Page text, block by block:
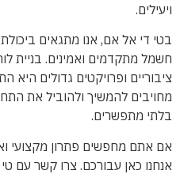
ויעילים.
בטי די אל אם, אנו מתגאים
חשמל מתקדמים ואמינים. בניית
ציבוריים ופרויקטים גדולים היא
מחויבים להמשיך ולהוביל את
בלתי מתפשרים.
אם אתם מחפשים פתרון מקצועי
אנחנו כאן עבורכם. צרו קשר עם